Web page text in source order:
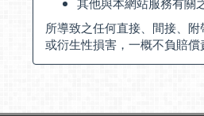
所導致之任何直接、間接、
或衍生性損害，一概不負賠償